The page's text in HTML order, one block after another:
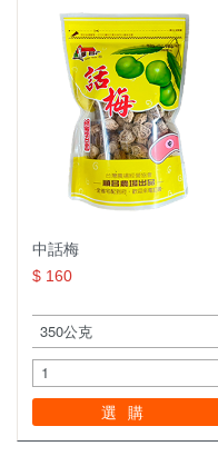
禮盒專區
中話梅
$ 160
選購